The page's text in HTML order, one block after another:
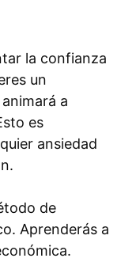
la confianza
un
a
es
ansiedad
de
Aprenderás a